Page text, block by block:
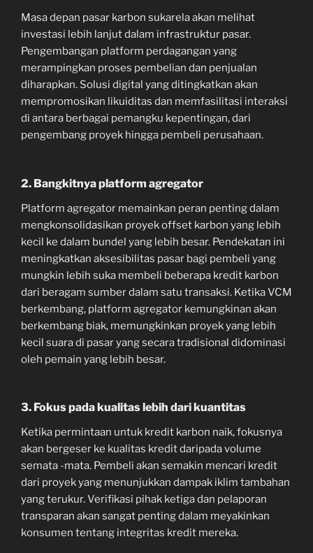
Masa depan pasar karbon sukarela akan melihat
investasi lebih lanjut dalam infrastruktur pasar.
Pengembangan platform perdagangan yang
merampingkan proses pembelian dan penjualan
diharapkan. Solusi digital yang ditingkatkan akan
mempromosikan likuiditas dan memfasilitasi interaksi
di antara berbagai pemangku kepentingan, dari
pengembang proyek hingga pembeli perusahaan.
2. Bangkitnya platform agregator
Platform agregator memainkan peran penting dalam
mengkonsolidasikan proyek offset karbon yang lebih
kecil ke dalam bundel yang lebih besar. Pendekatan ini
meningkatkan aksesibilitas pasar bagi pembeli yang
mungkin lebih suka membeli beberapa kredit karbon
dari beragam sumber dalam satu transaksi. Ketika VCM
berkembang, platform agregator kemungkinan akan
berkembang biak, memungkinkan proyek yang lebih
kecil suara di pasar yang secara tradisional didominasi
oleh pemain yang lebih besar.
3. Fokus pada kualitas lebih dari kuantitas
Ketika permintaan untuk kredit karbon naik, fokusnya
akan bergeser ke kualitas kredit daripada volume
semata -mata. Pembeli akan semakin mencari kredit
dari proyek yang menunjukkan dampak iklim tambahan
yang terukur. Verifikasi pihak ketiga dan pelaporan
transparan akan sangat penting dalam meyakinkan
konsumen tentang integritas kredit mereka.